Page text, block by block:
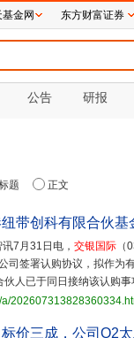
公告 研报
题 正文
纽带创科有限合伙
7月31日电， 交银国际
司签署认购协议，拟作为
伙人已于同日接纳该认购事
价三成，公司Q2
基金网 东方财富证券